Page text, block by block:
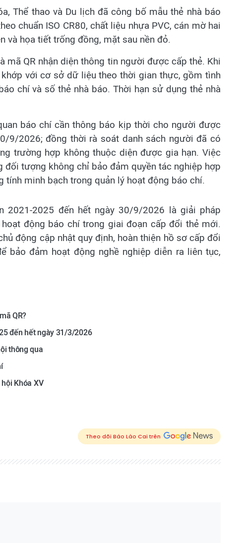
Thể thao và Du lịch đã công bố mẫu thẻ nhà báo
chuẩn ISO CR80, chất liệu nhựa PVC, cán mờ hai
và họa tiết trống đồng, mặt sau nền đỏ.
mã QR nhận diện thông tin người được cấp thẻ. Khi
với cơ sở dữ liệu theo thời gian thực, gồm tình
chí và số thẻ nhà báo. Thời hạn sử dụng thẻ nhà
báo chí cần thông báo kịp thời cho người được
9/2026; đồng thời rà soát danh sách người đã có
trường hợp không thuộc diện được gia hạn. Việc
đối tượng không chỉ bảo đảm quyền tác nghiệp hợp
tính minh bạch trong quản lý hoạt động báo chí.
2021-2025 đến hết ngày 30/9/2026 là giải pháp
động báo chí trong giai đoạn cấp đổi thẻ mới.
động cập nhật quy định, hoàn thiện hồ sơ cấp đổi
bảo đảm hoạt động nghề nghiệp diễn ra liên tục,
QR?
đến hết ngày 31/3/2026
thông qua
Khóa XV
Theo dõi Báo Lào Cai trên